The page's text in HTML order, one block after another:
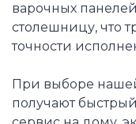
варочных
столешницу, что
точности
При выборе
получают